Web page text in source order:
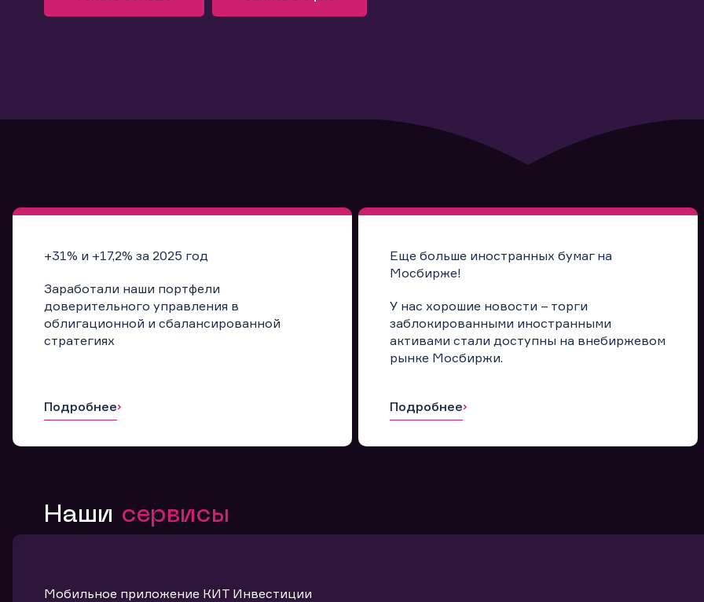
+31% и +17,2% за 2025 год
Заработали наши портфели
доверительного управления в
облигационной и сбалансированной
стратегиях
Подробнее
Еще больше иностранных бумаг на
Мосбирже!
У нас хорошие новости – торги
заблокированными иностранными
активами стали доступны на внебиржевом
рынке Мосбиржи.
Подробнее
Наши сервисы
Мобильное приложение КИТ Инвестиции